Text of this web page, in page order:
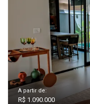
A partir de:
R$ 1.090.000